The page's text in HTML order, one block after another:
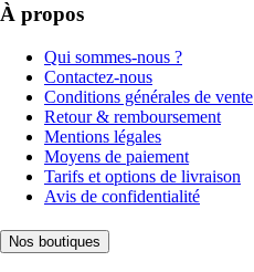
À propos
Qui sommes-nous ?
Contactez-nous
Conditions générales de vente
Retour & remboursement
Mentions légales
Moyens de paiement
Tarifs et options de livraison
Avis de confidentialité
Nos boutiques